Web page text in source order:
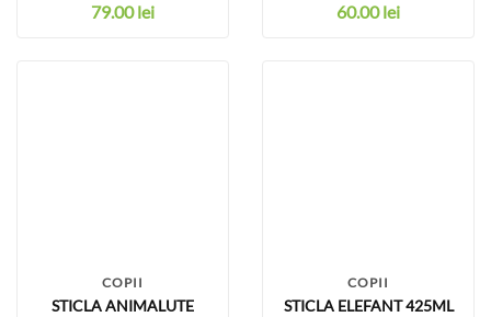
79.00lei 60.00lei
COPII
STICLA ANIMALUTE
COPII
STICLA ELEFANT 425ML